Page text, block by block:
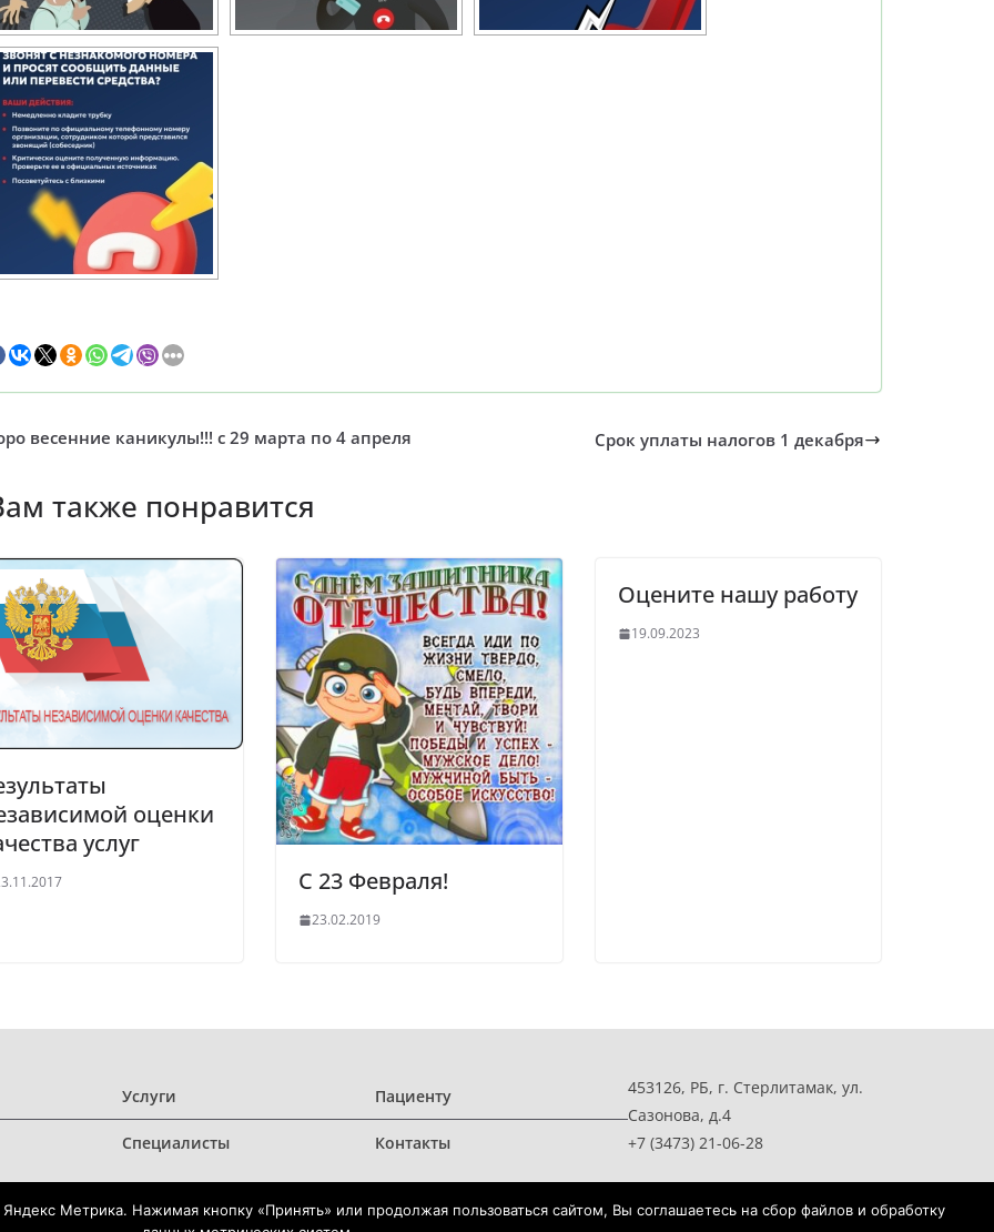
весенние каникулы!!! с 29 марта по 4 апреля Срок уплаты налогов 1 декабря
также понравится
оценки
услуг
С 23 Февраля!
23.02.2019
Оцените нашу работу
19.09.2023
Услуги
Специалисты
Пациенту
Контакты
453126, РБ, г. Стерлитамак, ул.
Сазонова, д.4
+7 (3473) 21-06-28
Метрика. Нажимая кнопку «Принять» или продолжая пользоваться сайтом, Вы соглашаетесь на сбор файлов и обработку